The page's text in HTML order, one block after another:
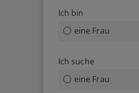
Ich bin
eine Frau
Ich suche
eine Frau